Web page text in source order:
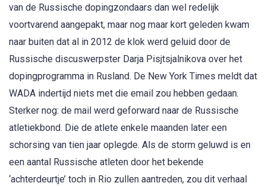
van de Russische dopingzondaars dan wel redelijk
voortvarend aangepakt, maar nog maar kort geleden kwam
naar buiten dat al in 2012 de klok werd geluid door de
Russische discuswerpster Darja Pisjtsjalnikova over het
dopingprogramma in Rusland. De New York Times meldt dat
WADA indertijd niets met die email zou hebben gedaan.
Sterker nog: de mail werd geforward naar de Russische
atletiekbond. Die de atlete enkele maanden later een
schorsing van tien jaar oplegde. Als de storm geluwd is en
een aantal Russische atleten door het bekende
‘achterdeurtje’ toch in Rio zullen aantreden, zou dit verhaal